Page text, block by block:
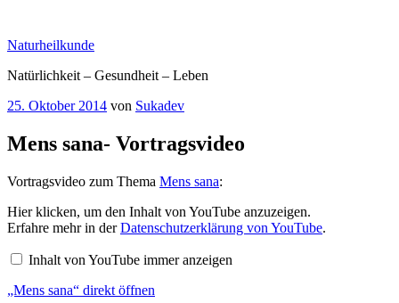
springen
Naturheilkunde
Natürlichkeit – Gesundheit – Leben
Veröffentlicht
25. Oktober 2014 von Sukadev
Mens sana- Vortragsvideo
Vortragsvideo zum Thema Mens sana:
„Mens
sana“
von
anzeigen
Hier klicken, um den Inhalt von YouTube anzuzeigen.
Erfahre mehr in derDatenschutzerklärung von YouTube.
Inhalt von YouTube immer anzeigen
„Mens sana“ direkt öffnen